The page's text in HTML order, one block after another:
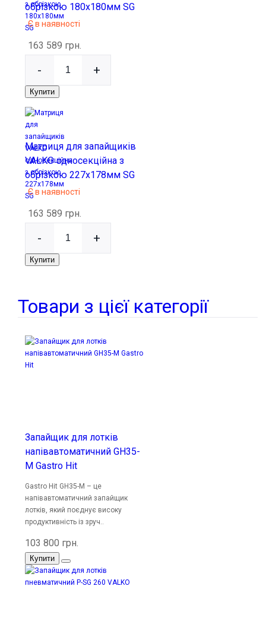
обрізкою 180x180мм SG
Є в наявності
163 589 грн.
- +
Купити
Матриця для запайщиків
VALKO односекційна з
обрізкою 227х178мм SG
Є в наявності
163 589 грн.
- +
Купити
Товари з цієї категорії
Запайщик для лотків
напівавтоматичний GH35-
М Gastro Hit
Gastro Hit GH35-М – це
напівавтоматичний запайщик
лотків, який поєднує високу
продуктивність із зруч..
103 800 грн.
Купити